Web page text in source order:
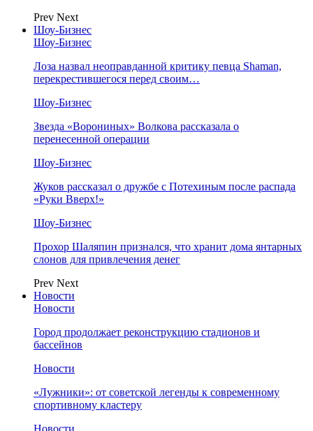
Prev Next
Шоу-Бизнес
Шоу-Бизнес
Лоза назвал неоправданной критику певца Shaman,
перекрестившегося перед своим…
Шоу-Бизнес
Звезда «Ворониных» Волкова рассказала о
перенесенной операции
Шоу-Бизнес
Жуков рассказал о дружбе с Потехиным после распада
«Руки Вверх!»
Шоу-Бизнес
Прохор Шаляпин признался, что хранит дома янтарных
слонов для привлечения денег
Prev Next
Новости
Новости
Город продолжает реконструкцию стадионов и
бассейнов
Новости
«Лужники»: от советской легенды к современному
спортивному кластеру
Новости